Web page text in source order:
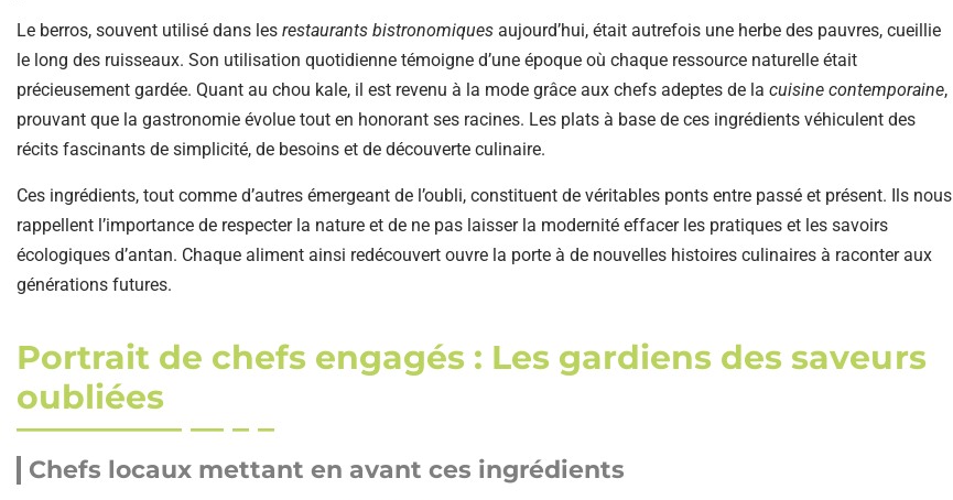
Le berros, souvent utilisé dans les restaurants bistronomiques aujourd’hui, était autrefois une herbe des pauvres, cueillie
le long des ruisseaux. Son utilisation quotidienne témoigne d’une époque où chaque ressource naturelle était
précieusement gardée. Quant au chou kale, il est revenu à la mode grâce aux chefs adeptes de la cuisine contemporaine,
prouvant que la gastronomie évolue tout en honorant ses racines. Les plats à base de ces ingrédients véhiculent des
récits fascinants de simplicité, de besoins et de découverte culinaire.
Ces ingrédients, tout comme d’autres émergeant de l’oubli, constituent de véritables ponts entre passé et présent. Ils nous
rappellent l’importance de respecter la nature et de ne pas laisser la modernité effacer les pratiques et les savoirs
écologiques d’antan. Chaque aliment ainsi redécouvert ouvre la porte à de nouvelles histoires culinaires à raconter aux
générations futures.
Portrait de chefs engagés : Les gardiens des saveurs
oubliées
Chefs locaux mettant en avant ces ingrédients